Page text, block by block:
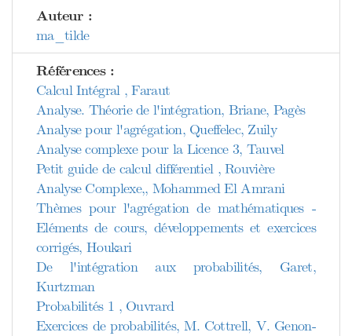
Auteur :
ma_tilde
Références :
Calcul Intégral , Faraut
Analyse. Théorie de l'intégration, Briane, Pagès
Analyse pour l'agrégation, Queffelec, Zuily
Analyse complexe pour la Licence 3, Tauvel
Petit guide de calcul différentiel , Rouvière
Analyse Complexe,, Mohammed El Amrani
Thèmes pour l'agrégation de mathématiques -
Eléments de cours, développements et exercices
corrigés, Houkari
De l'intégration aux probabilités, Garet,
Kurtzman
Probabilités 1 , Ouvrard
Exercices de probabilités, M. Cottrell, V. Genon-